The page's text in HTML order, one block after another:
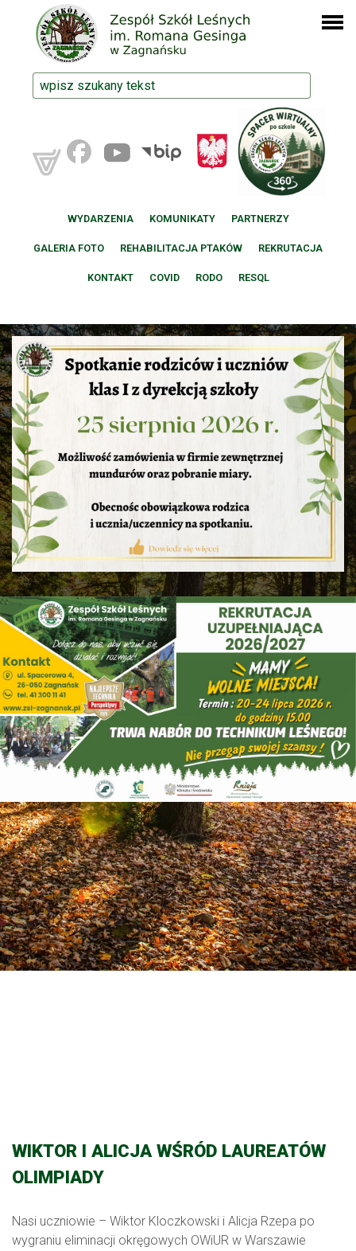
WYDARZENIA KOMUNIKATY PARTNERZY
GALERIA FOTO REHABILITACJA PTAKÓW REKRUTACJA
KONTAKT COVID RODO RESQL
WIKTOR I ALICJA WŚRÓD LAUREATÓW
OLIMPIADY
Nasi uczniowie – Wiktor Kloczkowski i Alicja Rzepa po
wygraniu eliminacji okręgowych OWiUR w Warszawie